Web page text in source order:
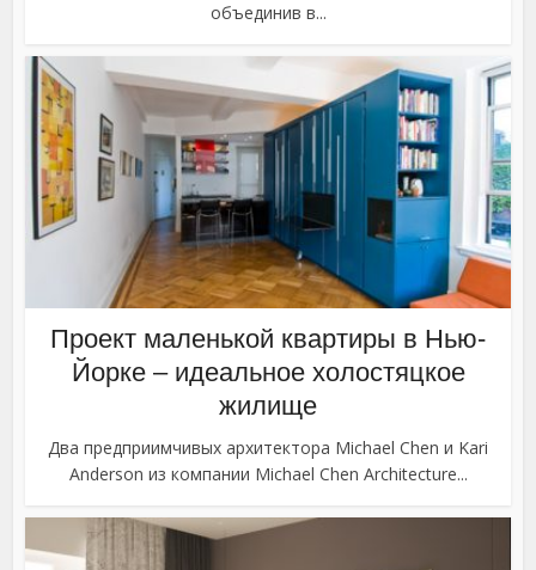
объединив в...
Проект маленькой квартиры в Нью-
Йорке – идеальное холостяцкое
жилище
Два предприимчивых архитектора Michael Chen и Kari
Anderson из компании Michael Chen Architecture...